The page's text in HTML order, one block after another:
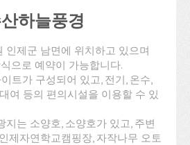
하늘풍경
인제군 남면에 위치하고 있으며
으로 예약이 가능합니다.
트가 구성되어 있고, 전기, 온수,
여 등의 편의시설을 이용할 수 있
지는 소양호, 소양호가 있고, 주변
제자연학교캠핑장, 자작나무 오토